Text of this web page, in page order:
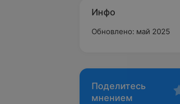
Инфо
Обновлено: май 2025
Поделитесь
мнением